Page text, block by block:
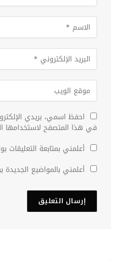
احفظ اسمي، بريدي
في هذا المتصفح لاستخدامها
أعلمني بمتابعة التعليقات
أعلمني بالمواضيع الجديدة